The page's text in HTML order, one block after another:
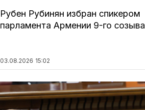
Рубен Рубинян избран спикером
парламента Армении 9-го созыва
03.08.2026 15:02